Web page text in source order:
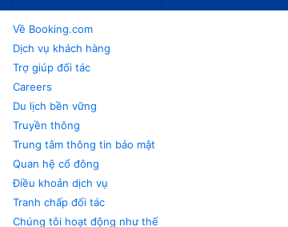
Về Booking.com
Dịch vụ khách hàng
Trợ giúp đối tác
Careers
Du lịch bền vững
Truyền thông
Trung tâm thông tin bảo mật
Quan hệ cổ đông
Điều khoản dịch vụ
Tranh chấp đối tác
Chúng tôi hoạt động như thế